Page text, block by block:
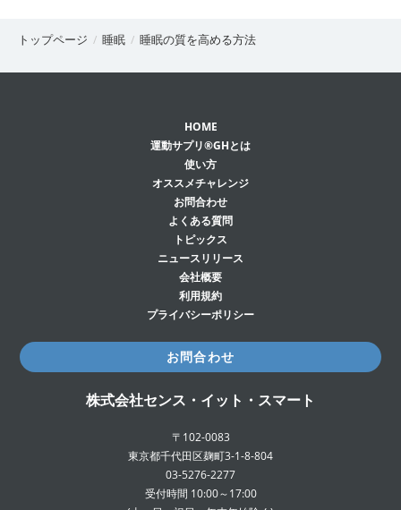
トップページ / 睡眠 / 睡眠の質を高める方法
HOME
運動サプリ®GHとは
使い方
オススメチャレンジ
お問合わせ
よくある質問
トピックス
ニュースリリース
会社概要
利用規約
プライバシーポリシー
お問合わせ
株式会社センス・イット・スマート
〒102-0083
東京都千代田区麹町3-1-8-804
03-5276-2277
受付時間 10:00～17:00